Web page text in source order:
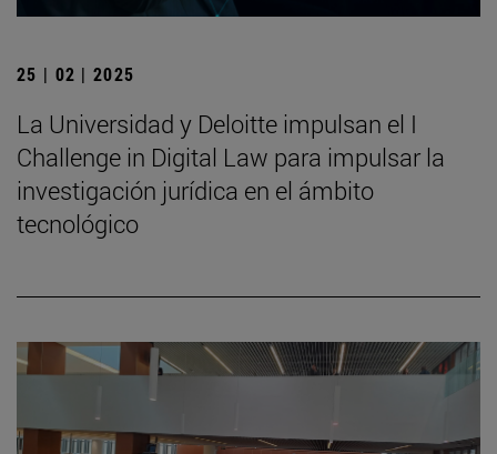
25 | 02 | 2025
La Universidad y Deloitte impulsan el I
Challenge in Digital Law para impulsar la
investigación jurídica en el ámbito
tecnológico